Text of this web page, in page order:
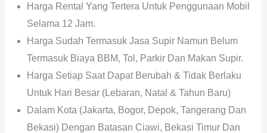
Harga Rental Yang Tertera Untuk Penggunaan Mobil
Selama 12 Jam.
Harga Sudah Termasuk Jasa Supir Namun Belum
Termasuk Biaya BBM, Tol, Parkir Dan Makan Supir.
Harga Setiap Saat Dapat Berubah & Tidak Berlaku
Untuk Hari Besar (Lebaran, Natal & Tahun Baru)
Dalam Kota (Jakarta, Bogor, Depok, Tangerang Dan
Bekasi) Dengan Batasan Ciawi, Bekasi Timur Dan